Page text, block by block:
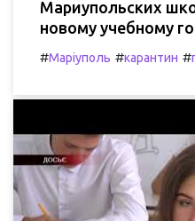
Мариупольских
новому учебному
#Маріуполь #карантин #